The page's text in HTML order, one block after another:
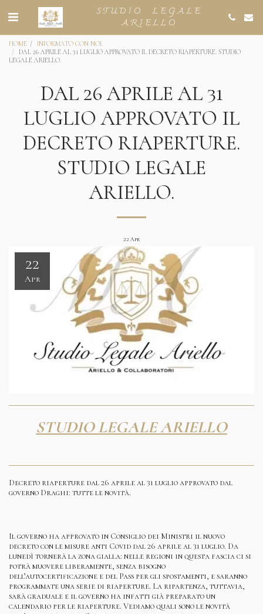
STUDIO LEGALE
ARIELLO
HOME
INFORMATO CON NOI.
DAL 26 APRILE AL 31 LUGLIO APPROVATO IL DECRETO RIAPERTURE. STUDIO
LEGALE ARIELLO.
DAL 26 APRILE AL 31
LUGLIO APPROVATO IL
DECRETO RIAPERTURE.
STUDIO LEGALE
ARIELLO.
22 Apr
22
Apr
STUDIO LEGALE ARIELLO
Decreto riaperture dal 26 aprile al 31 luglio approvato dal
governo Draghi: tutte le novità.
Il governo ha approvato in Consiglio dei Ministri il nuovo
decreto con le misure anti Covid dal 26 aprile al 31 luglio. Da
lunedì tornerà la zona gialla: nelle regioni in questa fascia ci si
potrà muovere liberamente, senza bisogno
dell’autocertificazione e del Pass per gli spostamenti, e saranno
programmate una serie di riaperture. La ripartenza, tuttavia,
sarà graduale e il governo ha infatti già preparato un
calendario per le riaperture. Vediamo quali sono le novità